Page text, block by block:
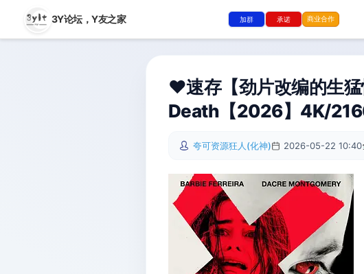
3Y论坛，Y友之家 加群 承诺 商业合作
❤️速存【劲片改编的生
Death【2026】4K/
夸可资源狂人(化神) 2026-05-22 10:40